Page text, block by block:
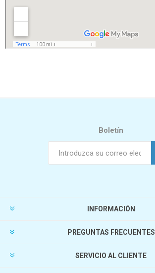
Boletín
INFORMACIÓN
PREGUNTAS FRECUENTES
SERVICIO AL CLIENTE